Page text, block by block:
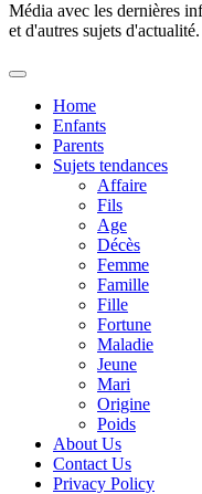
Média avec les dernières
et d'autres sujets d'actualité.
Home
Enfants
Parents
Sujets tendances
Affaire
Fils
Age
Décès
Femme
Famille
Fille
Fortune
Maladie
Jeune
Mari
Origine
Poids
About Us
Contact Us
Privacy Policy